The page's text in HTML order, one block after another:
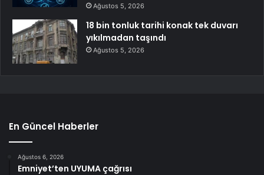
Ağustos 5, 2026
18 bin tonluk tarihi konak tek duvarı
yıkılmadan taşındı
Ağustos 5, 2026
En Güncel Haberler
Ağustos 6, 2026
Emniyet’ten UYUMA çağrısı